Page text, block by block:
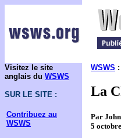
Visitez le site
anglais du WSWS
SUR LE SITE :
Contribuez au
WSWS
WSWS :
La
Par
5